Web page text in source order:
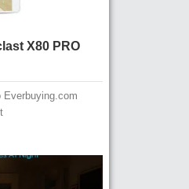
X80 PRO
Everbuying.com